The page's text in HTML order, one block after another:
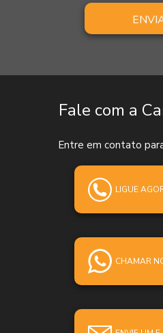
Fale com a
Entre em contato
LIGUE
CHAMAR